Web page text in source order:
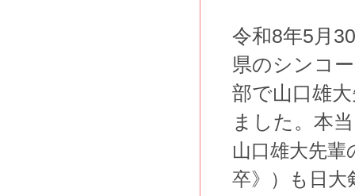
令和8年5月
県のシンコ
部で山口雄
ました。本
山口雄大先輩
卒》）も日大